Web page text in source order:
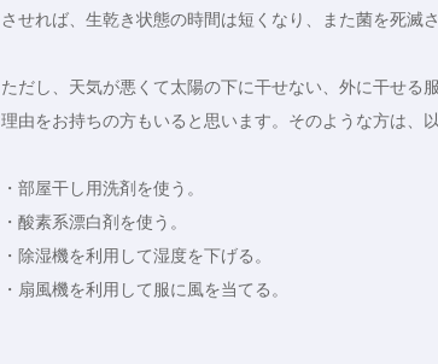
させれば、生乾き状態の時間は短くなり、また菌を死滅
ただし、天気が悪くて太陽の下に干せない、外に干せる
理由をお持ちの方もいると思います。そのような方は、
・部屋干し用洗剤を使う。
・酸素系漂白剤を使う。
・除湿機を利用して湿度を下げる。
・扇風機を利用して服に風を当てる。